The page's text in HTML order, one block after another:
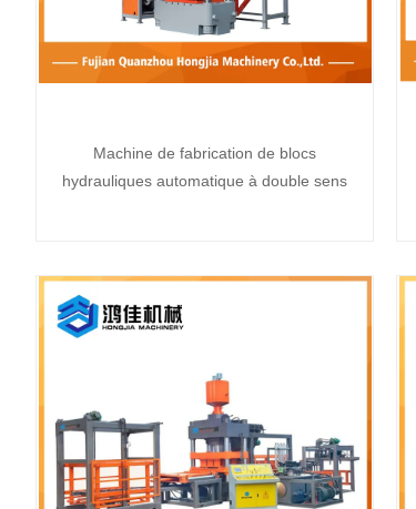
Machine de fabrication de blocs
hydrauliques automatique à double sens